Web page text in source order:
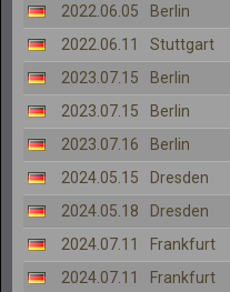
2022.06.05
Berlin
2022.06.11
Stuttgart
2023.07.15
Berlin
2023.07.15
Berlin
2023.07.16
Berlin
2024.05.15
Dresden
2024.05.18
Dresden
2024.07.11
Frankfurt
2024.07.11
Frankfurt